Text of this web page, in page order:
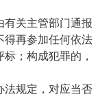
有关主管部门通报
得再参加任何依法
；构成犯罪的，
规定，对应当否